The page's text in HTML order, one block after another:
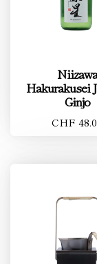
Niizawa
Hakurakusei
Ginjo
CHF